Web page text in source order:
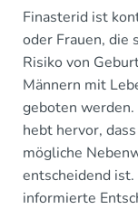
Finasterid ist
oder Frauen, die
Risiko von
Männern mit
geboten
hebt hervor,
mögliche
entscheidend
informierte